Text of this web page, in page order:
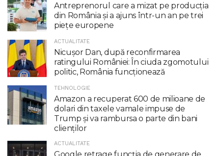
Antreprenorul care a mizat pe producția
din România și a ajuns într-un an pe trei
piețe europene
ACTUALITATE
Nicuşor Dan, după reconfirmarea
ratingului României: În ciuda zgomotului
politic, România funcţionează
TEHNOLOGIE
Amazon a recuperat 600 de milioane de
dolari din taxele vamale impuse de
Trump şi va rambursa o parte din bani
clienţilor
ACTUALITATE